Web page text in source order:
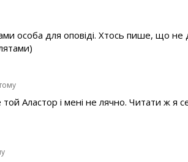
особа для оповіді. Хтось пише, що
Аластор і мені не лячно. Читати ж я